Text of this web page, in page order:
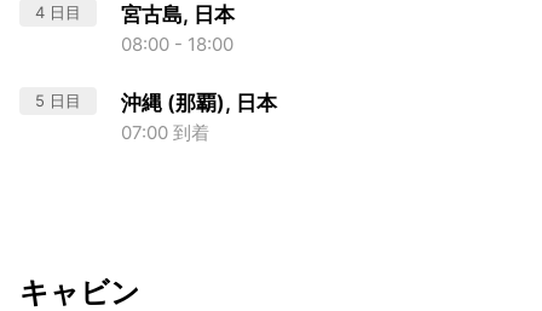
4 日目 宮古島, 日本
08:00 - 18:00
5 日目 沖縄 (那覇), 日本
07:00 到着
キャビン